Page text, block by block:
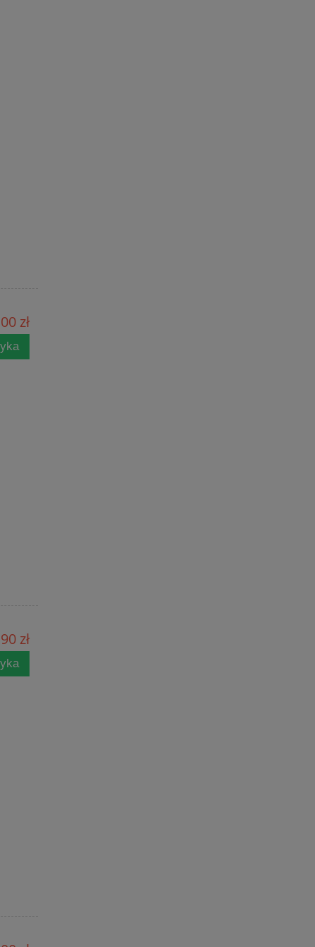
zł
zł